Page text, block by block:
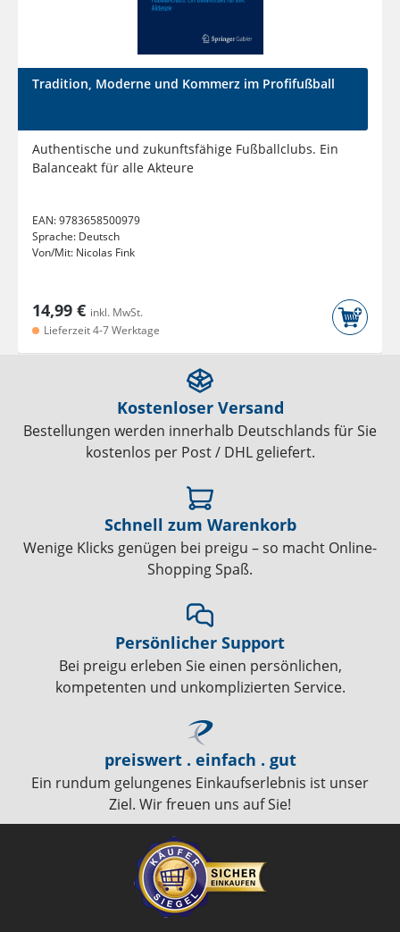
Tradition, Moderne und Kommerz im Profifußball
Authentische und zukunftsfähige Fußballclubs. Ein
Balanceakt für alle Akteure
EAN:9783658500979
Sprache: Deutsch
Von/Mit: Nicolas Fink
14,99 € inkl. MwSt.
Lieferzeit 4-7 Werktage
Kostenloser Versand
Bestellungen werden innerhalb Deutschlands für Sie
kostenlos per Post / DHL geliefert.
Schnell zum Warenkorb
Wenige Klicks genügen bei preigu – so macht Online-
Shopping Spaß.
Persönlicher Support
Bei preigu erleben Sie einen persönlichen,
kompetenten und unkomplizierten Service.
preiswert . einfach . gut
Ein rundum gelungenes Einkaufserlebnis ist unser
Ziel. Wir freuen uns auf Sie!